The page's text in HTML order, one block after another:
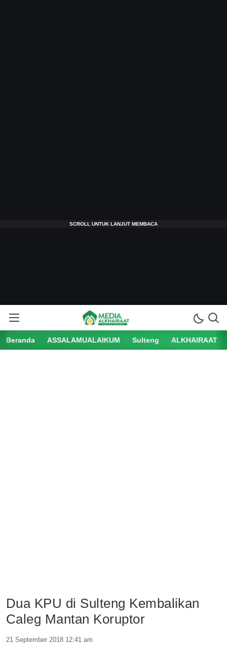
Beranda ASSALAMUALAIKUM Sulteng ALKHAIRAAT
Dua KPU di Sulteng Kembalikan
Caleg Mantan Koruptor
21 September 2018 12:41 am